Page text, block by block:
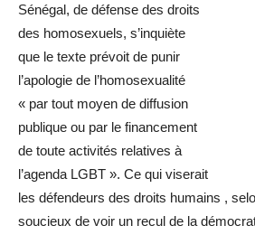
Sénégal, de défense des droits
des homosexuels, s’inquiète
que le texte prévoit de punir
l’apologie de l’homosexualité
« par tout moyen de diffusion
publique ou par le financement
de toute activités relatives à
l’agenda LGBT ». Ce qui viserait
les défendeurs des droits humains ,
soucieux de voir un recul de la